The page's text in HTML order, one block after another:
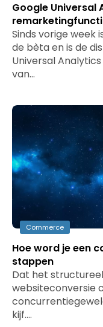
Google Universal
Sinds vorige week
de bèta en is de
Universal
van…
Commerce
Hoe word je een
stappen
Dat het
websiteconversie
kijf.…